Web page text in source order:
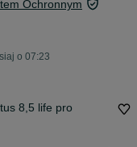
Ochronnym
o 07:23
8,5 life pro